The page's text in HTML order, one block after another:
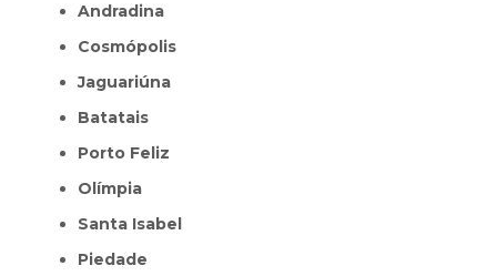
Andradina
Cosmópolis
Jaguariúna
Batatais
Porto Feliz
Olímpia
Santa Isabel
Piedade